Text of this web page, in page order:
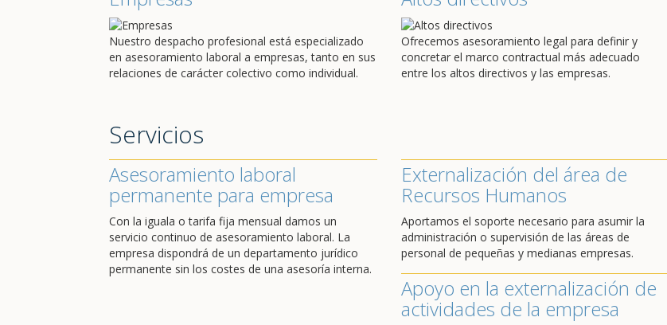
Nuestro despacho profesional está especializado
en asesoramiento laboral a empresas, tanto en sus
relaciones de carácter colectivo como individual.
Ofrecemos asesoramiento legal para definir y
concretar el marco contractual más adecuado
entre los altos directivos y las empresas.
Servicios
Asesoramiento laboral
permanente para empresa
Con la iguala o tarifa fija mensual damos un
servicio continuo de asesoramiento laboral. La
empresa dispondrá de un departamento jurídico
permanente sin los costes de una asesoría interna.
Externalización del área de
Recursos Humanos
Aportamos el soporte necesario para asumir la
administración o supervisión de las áreas de
personal de pequeñas y medianas empresas.
Apoyo en la externalización de
actividades de la empresa